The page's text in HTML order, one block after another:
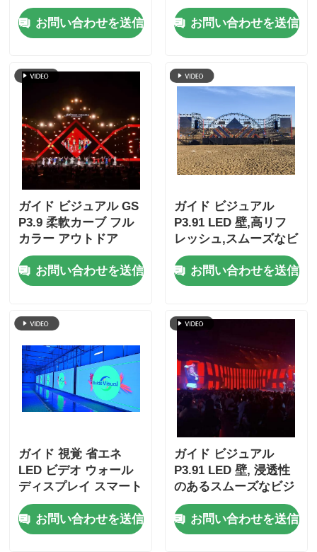
の視覚性能
お問い合わせを送信
フレッシュ 素晴らしい
視覚お問い合わせを送信
ガイド ビジュアル GS
P3.9 柔軟カーブ フル
カラー アウトドア
LED ディスプレイ ス
クリーン IP65 評価
お問い合わせを送信
ガイド ビジュアル
P3.91 LED 壁,高リフ
レッシュ,スムーズなビ
ジュアル,極端な暑さで
もパフォーマンス,ステ
ージ準備
お問い合わせを送信
ガイド 視覚 省エネ
LED ビデオ ウォール
ディスプレイ スマート
照明調整と消費
お問い合わせを送信
ガイド ビジュアル
P3.91 LED 壁, 浸透性
のあるスムーズなビジ
ュアル, 高リフレッシ
ュ, 防水, ステージイン
パクトのために構築
お問い合わせを送信